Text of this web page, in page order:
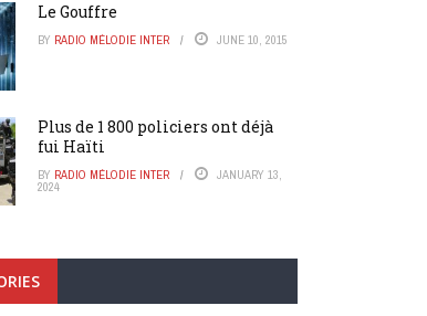
Le Gouffre
BY RADIO MÉLODIE INTER JUNE 10, 2015
Plus de 1 800 policiers ont déjà
fui Haïti
BY RADIO MÉLODIE INTER JANUARY 13,
2024